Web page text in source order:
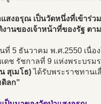
สงอรุณ เป็นวัดหนึ่งที่เข้าร่ว
งานของเจ้าหน้าที่ของรัฐ ต
นที่ 5 ธันวาคม พ.ศ.2550 เนื่
ดช รัชกาลที่ 9 แห่งพระบรม
สุเมโธ)ได้รับพระราชทาน
ลก”